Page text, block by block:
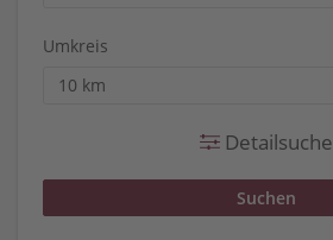
Umkreis
Detailsuche